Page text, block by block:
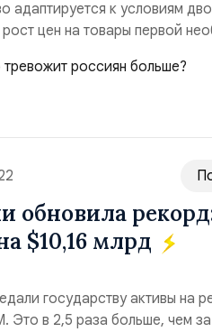
к условиям
цен на товары первой
А с другой –
блокировки сайтов,
из этого бье...
обновила
$10,16 млрд
государству активы на
Это в 2,5 раза больше, чем за